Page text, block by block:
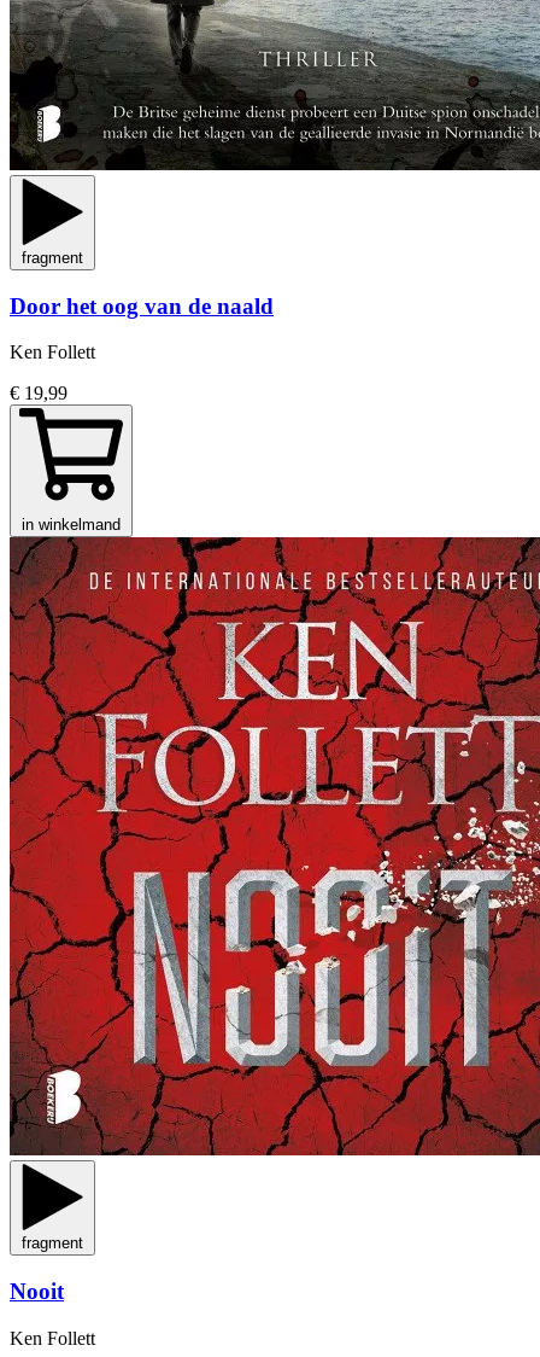
fragment
Door het oog van de naald
Ken Follett
€ 19,99
in winkelmand
fragment
Nooit
Ken Follett